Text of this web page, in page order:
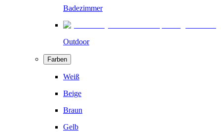
Badezimmer
Outdoor
Farben
Weiß
Beige
Braun
Gelb